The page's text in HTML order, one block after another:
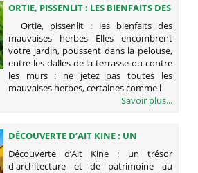
ORTIE, PISSENLIT : LES BIENFAITS DES
MAUVAISES HERBES
Ortie, pissenlit : les bienfaits des
mauvaises herbes Elles encombrent
votre jardin, poussent dans la pelouse,
entre les dalles de la terrasse ou contre
les murs : ne jetez pas toutes les
mauvaises herbes, certaines comme l
Savoir plus...
DÉCOUVERTE D’AIT KINE : UN
TRÉSOR D'ARCHITECTURE ET DE
PATRIMOINE AU CŒUR DE TATA
Découverte d’Ait Kine : un trésor
d'architecture et de patrimoine au